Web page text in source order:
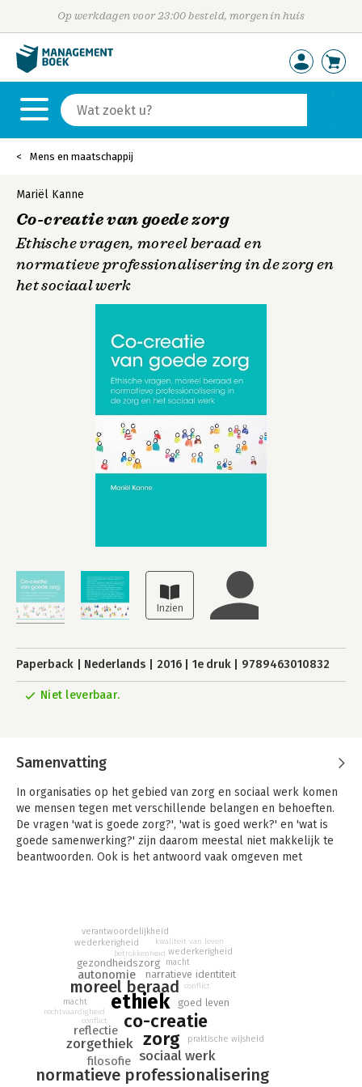
Op werkdagen voor 23:00 besteld, morgen in huis
Mens en maatschappij
Mariël Kanne
Co-creatie van goede zorg
Ethische vragen, moreel beraad en
normatieve professionalisering in de zorg en
het sociaal werk
Paperback Nederlands 2016 1e druk 9789463010832
Niet leverbaar.
Samenvatting
In organisaties op het gebied van zorg en sociaal werk komen
we mensen tegen met verschillende belangen en behoeften.
De vragen 'wat is goede zorg?', 'wat is goed werk?' en 'wat is
goede samenwerking?' zijn daarom meestal niet makkelijk te
beantwoorden. Ook is het antwoord vaak omgeven met
waarbij personen met uiteenlopende belangen aanwezig zijn,
leidt tot nieuwe inzichten, wederzijds begrip en co-creatie van
goede zorg, zo luidt de stelling van het onderzoek dat wordt
beschreven in dit boek.
In het eerste deel van dit onderzoek wordt een theoretisch
kader ontwikkeld, waarbij de filosofie en de sociale
wetenschappen met elkaar in gesprek worden gebracht,
gericht op het perspectief van goed leven, goed werk en
goede samenwerking. Zo ontstaat het concept 'co-creatie van
ethiek
co-creatie
zorg
moreel beraad
normatieve professionalisering
sociaal werk
zorgethiek
filosofie
reflectie
autonomie
gezondheidszorg
narratieve identiteit
goed leven
conflict
betrokkenheid
wederkerigheid
verantwoordelijkheid
macht
rechtvaardigheid
conflict
kwaliteit van leven
praktische wijsheid
wederkerigheid
macht